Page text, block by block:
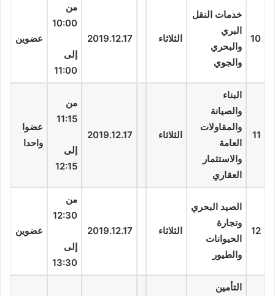
10
خدمات النقل
البري
والبحري
والجوي
الثلاثاء 2019.12.17
من
10:00
إلى
11:00
عضوين
11
البناء
والصيانة
والمقاولات
العامة
والاستثمار
العقاري
الثلاثاء 2019.12.17
من
11:15
إلى
12:15
عضوا
واحدا
12
الصيد البحري
وتجارة
الحيوانات
والطيور
الثلاثاء 2019.12.17
من
12:30
إلى
13:30
عضوين
التأمين